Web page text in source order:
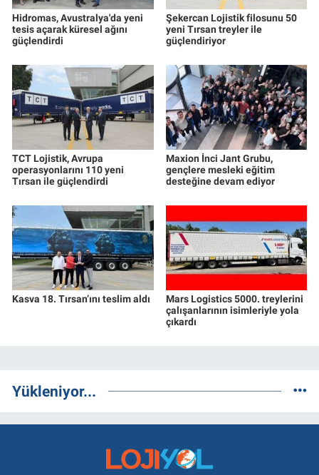
Hidromas, Avustralya'da yeni
tesis açarak küresel ağını
güçlendirdi
Şekercan Lojistik filosunu 50
yeni Tırsan treyler ile
güçlendiriyor
TCT Lojistik, Avrupa
operasyonlarını 110 yeni
Tırsan ile güçlendirdi
Maxion İnci Jant Grubu,
gençlere mesleki eğitim
desteğine devam ediyor
Kasva 18. Tırsan’ını teslim aldı
Mars Logistics 5000. treylerini
çalışanlarının isimleriyle yola
çıkardı
Yükleniyor...